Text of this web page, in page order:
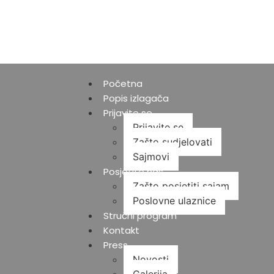
Početna
Popis izlagača
Prijavite se
Prijavite se
Zašto sudjelovati
Sajmovi
Posjetite nas
Zašto posjetiti sajam
Poslovne ulaznice
Stručni program
Kontakt
Press
Novosti